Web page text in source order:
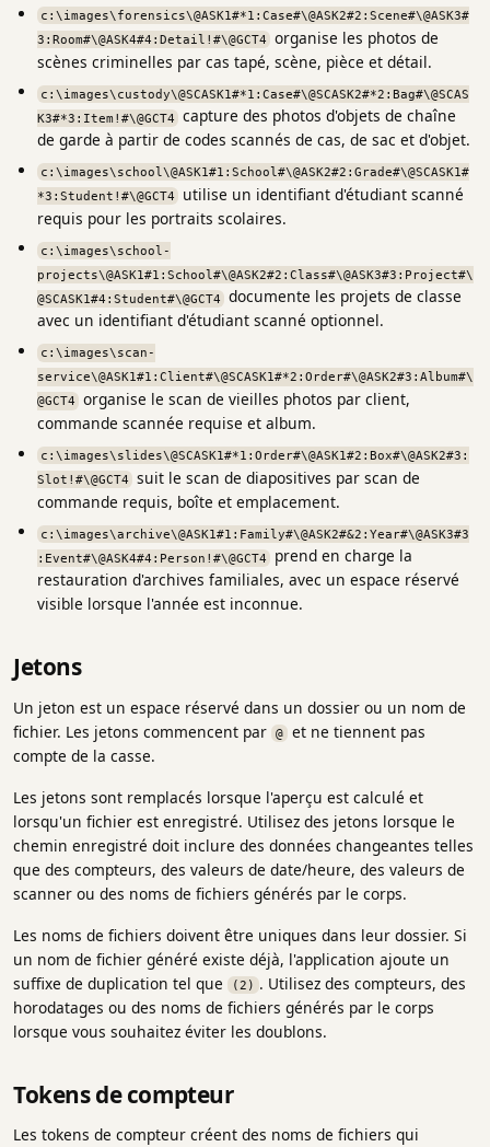
c:\images\forensics\@ASK1#*1:Case#\@ASK2#2:Scene#\@ASK3#
3:Room#\@ASK4#4:Detail!#\@GCT4
organise les photos de
scènes criminelles par cas tapé, scène, pièce et détail.
c:\images\custody\@SCASK1#*1:Case#\@SCASK2#*2:Bag#\@SCAS
K3#*3:Item!#\@GCT4
capture des photos d'objets de chaîne
de garde à partir de codes scannés de cas, de sac et d'objet.
c:\images\school\@ASK1#1:School#\@ASK2#2:Grade#\@SCASK1#
*3:Student!#\@GCT4
utilise un identifiant d'étudiant scanné
requis pour les portraits scolaires.
c:\images\school-
projects\@ASK1#1:School#\@ASK2#2:Class#\@ASK3#3:Project#\
@SCASK1#4:Student#\@GCT4
documente les projets de classe
avec un identifiant d'étudiant scanné optionnel.
c:\images\scan-
service\@ASK1#1:Client#\@SCASK1#*2:Order#\@ASK2#3:Album#\
@GCT4
organise le scan de vieilles photos par client,
commande scannée requise et album.
c:\images\slides\@SCASK1#*1:Order#\@ASK1#2:Box#\@ASK2#3:
Slot!#\@GCT4
suit le scan de diapositives par scan de
commande requis, boîte et emplacement.
c:\images\archive\@ASK1#1:Family#\@ASK2#&2:Year#\@ASK3#3
:Event#\@ASK4#4:Person!#\@GCT4
prend en charge la
restauration d'archives familiales, avec un espace réservé
visible lorsque l'année est inconnue.
Jetons
Un jeton est un espace réservé dans un dossier ou un nom de
fichier. Les jetons commencent par
@ et ne tiennent pas
compte de la casse.
Les jetons sont remplacés lorsque l'aperçu est calculé et
lorsqu'un fichier est enregistré. Utilisez des jetons lorsque le
chemin enregistré doit inclure des données changeantes telles
que des compteurs, des valeurs de date/heure, des valeurs de
scanner ou des noms de fichiers générés par le corps.
Les noms de fichiers doivent être uniques dans leur dossier. Si
un nom de fichier généré existe déjà, l'application ajoute un
suffixe de duplication tel que
(2) . Utilisez des compteurs, des
horodatages ou des noms de fichiers générés par le corps
lorsque vous souhaitez éviter les doublons.
Tokens de compteur
Les tokens de compteur créent des noms de fichiers qui